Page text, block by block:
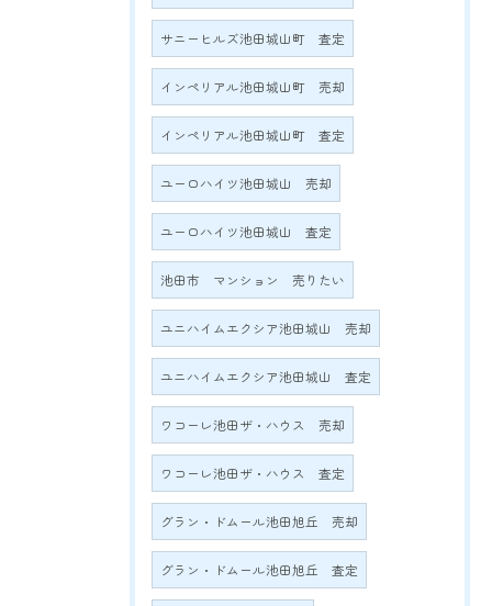
サニーヒルズ池田城山町 査定
インペリアル池田城山町 売却
インペリアル池田城山町 査定
ユーロハイツ池田城山 売却
ユーロハイツ池田城山 査定
池田市 マンション 売りたい
ユニハイムエクシア池田城山 売却
ユニハイムエクシア池田城山 査定
ワコーレ池田ザ・ハウス 売却
ワコーレ池田ザ・ハウス 査定
グラン・ドムール池田旭丘 売却
グラン・ドムール池田旭丘 査定